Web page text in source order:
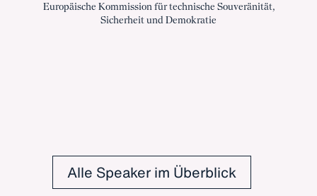
Europäische Kommission für technische Souveränität,
Sicherheit und Demokratie
Alle Speaker im Überblick